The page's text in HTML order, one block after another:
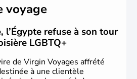
les fondations de l'Empire
rattaché l'Anatolie et la Thrace
la République est proclamée
remplace alors Istanbul au
voyage
l’Égypte refuse à son tour
LGBTQ+
de Virgin Voyages affrété
à une clientèle